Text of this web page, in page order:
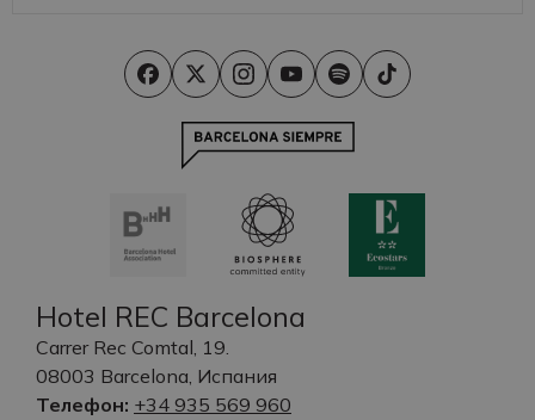
Hotel REC Barcelona
Carrer Rec Comtal, 19.
08003 Barcelona, Испания
Телефон: +34 935 569 960